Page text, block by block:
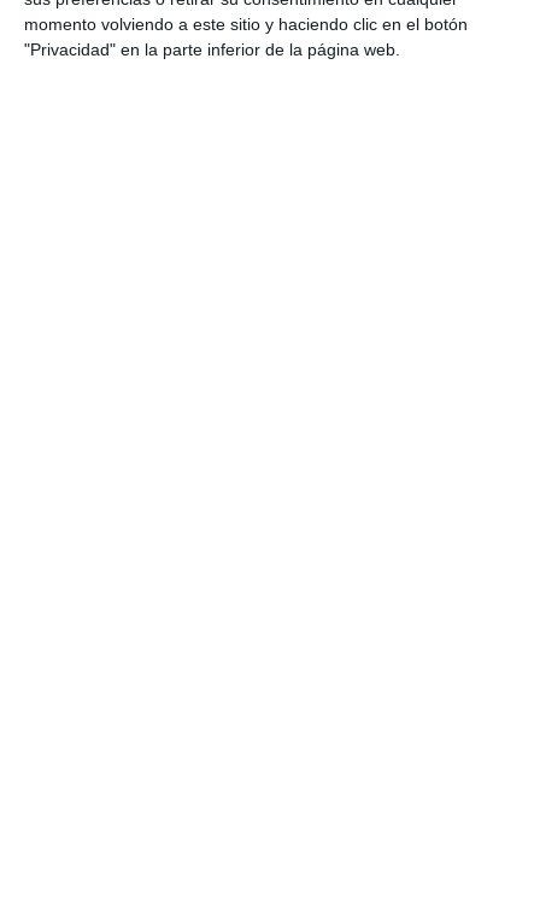
momento volviendo a este sitio y haciendo clic en el botón
"Privacidad" en la parte inferior de la página web.